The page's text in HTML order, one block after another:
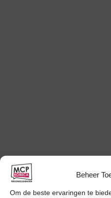
Beheer
Om de beste ervaringen te